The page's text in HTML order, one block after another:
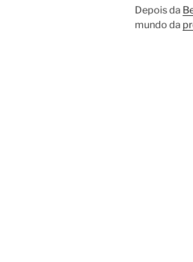
Depois da
mundo da